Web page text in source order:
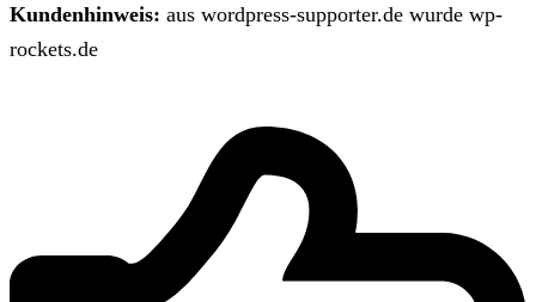
Kundenhinweis: aus wordpress-supporter.de wurde wp-
rockets.de